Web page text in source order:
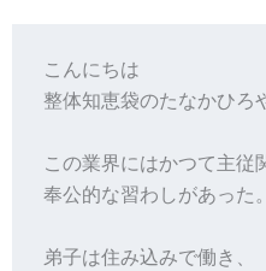
こんにちは
整体知恵袋のたなかひろ
この業界にはかつて主従
奉公的な習わしがあった。
弟子は住み込みで働き、